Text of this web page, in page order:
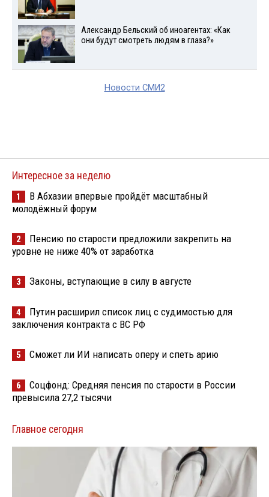
Александр Бельский об иноагентах: «Как
они будут смотреть людям в глаза?»
Новости СМИ2
Интересное за неделю
1
В Абхазии впервые пройдёт масштабный
молодёжный форум
2
Пенсию по старости предложили закрепить на
уровне не ниже 40% от заработка
3 Законы, вступающие в силу в августе
4
Путин расширил список лиц с судимостью для
заключения контракта с ВС РФ
5 Сможет ли ИИ написать оперу и спеть арию
6
Соцфонд: Средняя пенсия по старости в России
превысила 27,2 тысячи
Главное сегодня